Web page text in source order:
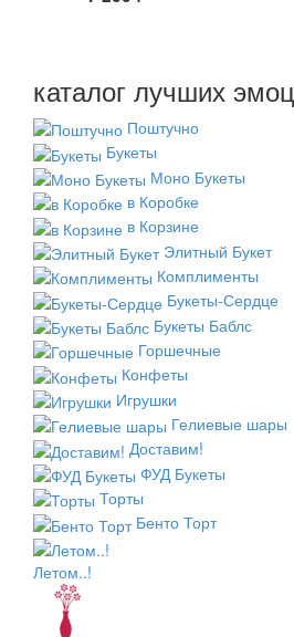
каталог лучших
Поштучно
Букеты
Моно Букеты
в Коробке
в Корзине
Элитный Букет
Комплименты
Букеты-Сердце
Букеты Баблс
Горшечные
Конфеты
Игрушки
Гелиевые шары
Доставим!
ФУД Букеты
Торты
Бенто Торт
Летом..!